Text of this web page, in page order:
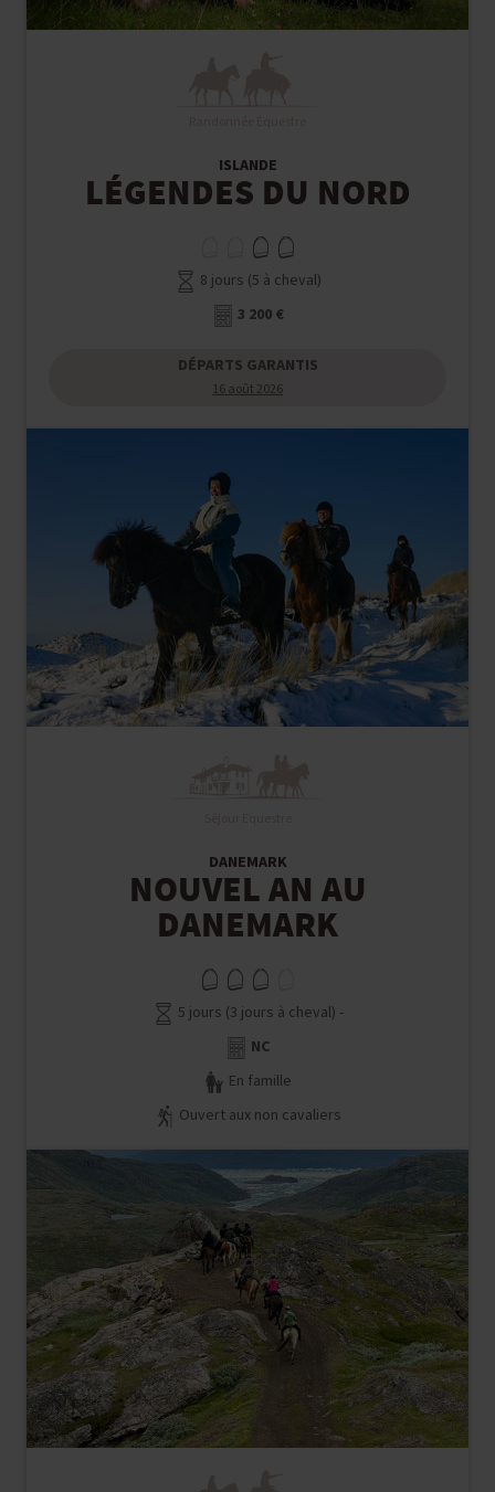
ISLANDE
LÉGENDES DU NORD
8 jours (5 à cheval)
3 200 €
DÉPARTS GARANTIS
16 août 2026
DANEMARK
NOUVEL AN AU
DANEMARK
5 jours (3 jours à cheval) -
NC
En famille
Ouvert aux non cavaliers